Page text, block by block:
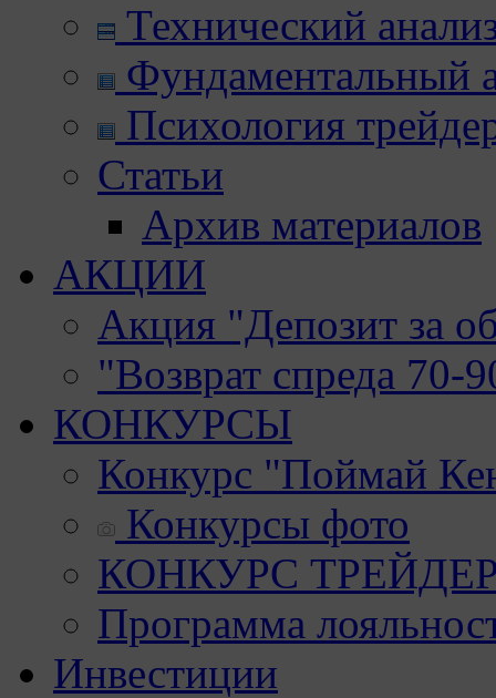
Технический
Фундаментальный
Психология
Статьи
Архив материалов
АКЦИИ
Акция "Депозит за
"Возврат спреда 70-
КОНКУРСЫ
Конкурс "Поймай
Конкурсы фото
КОНКУРС
Программа
Инвестиции